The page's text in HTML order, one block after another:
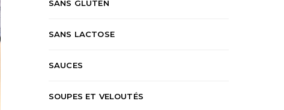
SANS GLUTEN
SANS LACTOSE
SAUCES
SOUPES ET VELOUTÉS